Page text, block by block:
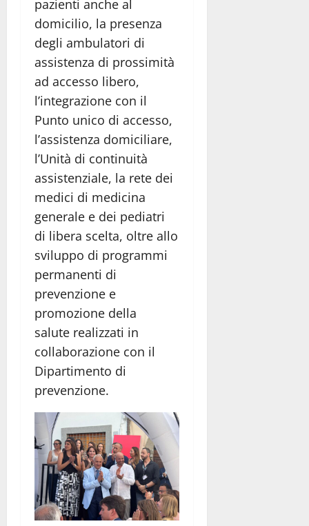
pazienti anche al
domicilio, la presenza
degli ambulatori di
assistenza di prossimità
ad accesso libero,
l’integrazione con il
Punto unico di accesso,
l’assistenza domiciliare,
l’Unità di continuità
assistenziale, la rete dei
medici di medicina
generale e dei pediatri
di libera scelta, oltre allo
sviluppo di programmi
permanenti di
prevenzione e
promozione della
salute realizzati in
collaborazione con il
Dipartimento di
prevenzione.